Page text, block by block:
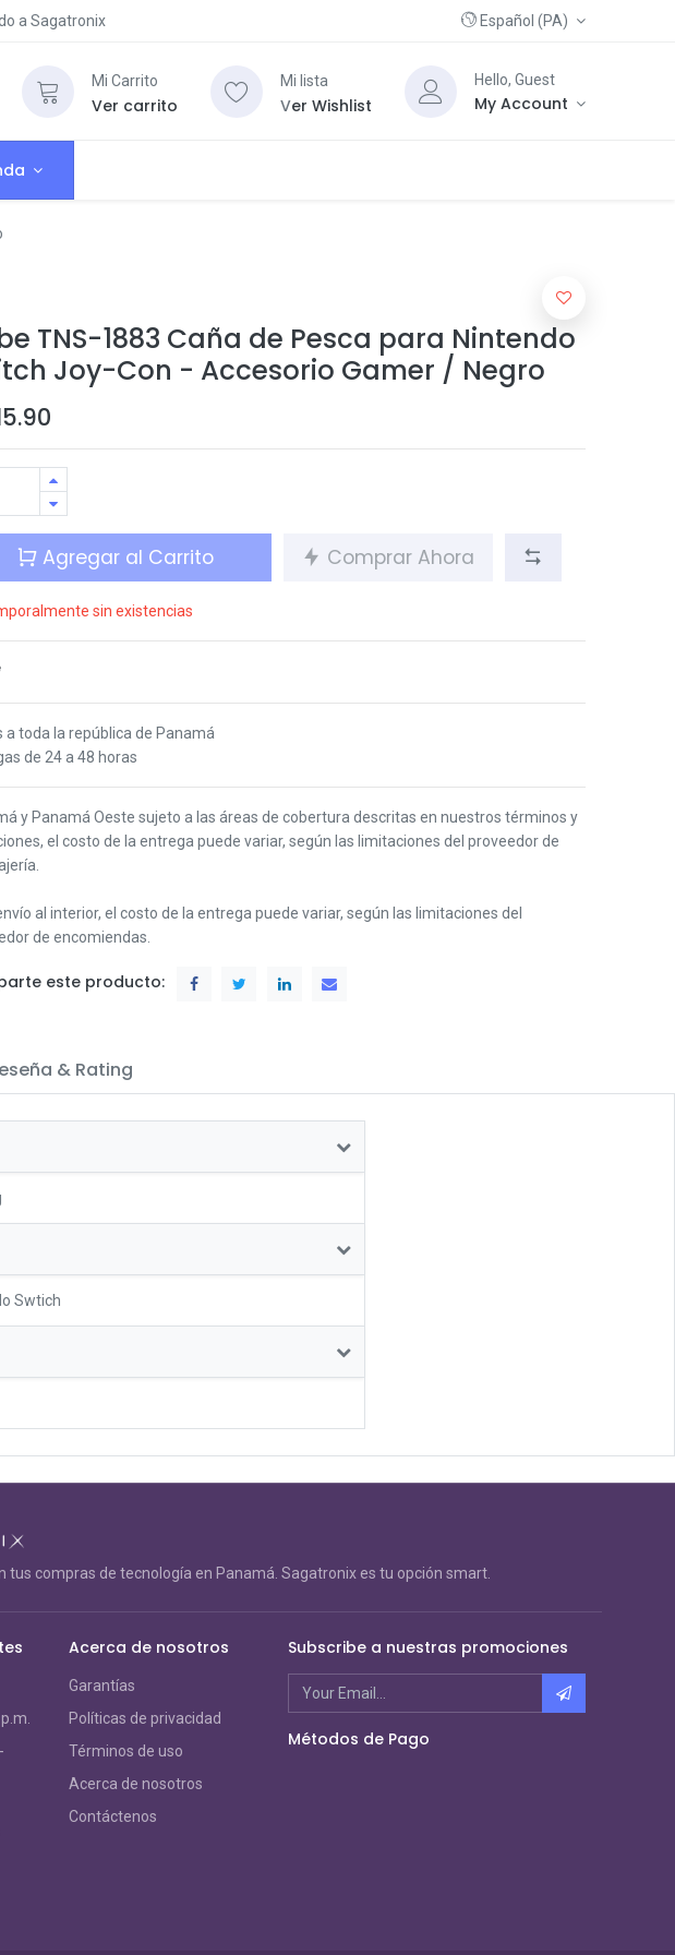
a Sagatronix Español (PA)
Mi Carrito
Ver carrito
Mi lista
Ver Wishlist
Hello, Guest
My Account
TNS-1883 Caña de Pesca para Nintendo
Joy-Con - Accesorio Gamer / Negro
Agregar al Carrito Comprar Ahora
sin existencias
a toda la república de Panamá
de 24 a 48 horas
y Panamá Oeste sujeto a las áreas de cobertura descritas en nuestros términos y
el costo de la entrega puede variar, según las limitaciones del proveedor de
al interior, el costo de la entrega puede variar, según las limitaciones del
de encomiendas.
este producto:
& Rating
Swtich
compras de tecnología en Panamá. Sagatronix es tu opción smart.
Acerca de nosotros
Garantías
Políticas de privacidad
Términos de uso
Acerca de nosotros
Contáctenos
Subscribe a nuestras promociones
Métodos de Pago